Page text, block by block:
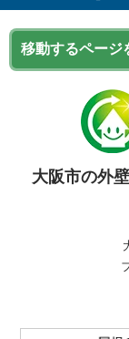
大阪市の外